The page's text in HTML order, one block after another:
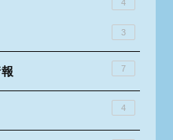
4
3
7
4